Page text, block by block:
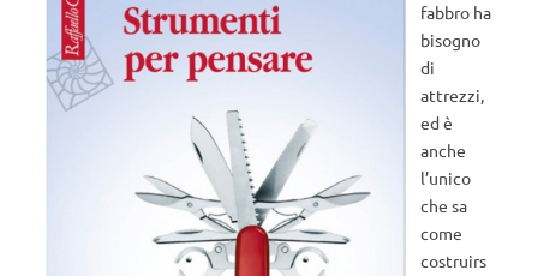
fabbro ha
bisogno
di
attrezzi,
ed è
anche
l’unico
che sa
come
costruirs